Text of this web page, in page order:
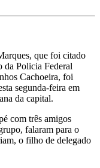
que foi citado
da Policia Federal
Cachoeira, foi
segunda-feira em
da capital.
com três amigos
falaram para o
o filho de delegado